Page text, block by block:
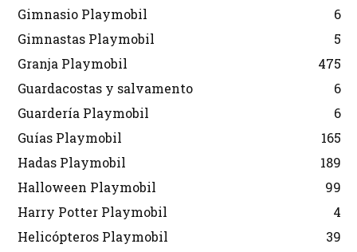
Gimnasio Playmobil
6
Gimnastas Playmobil
5
Granja Playmobil
475
Guardacostas y salvamento
6
Guardería Playmobil
6
Guías Playmobil
165
Hadas Playmobil
189
Halloween Playmobil
99
Harry Potter Playmobil
4
Helicópteros Playmobil
39